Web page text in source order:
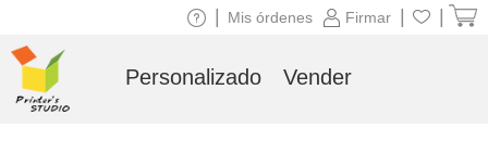
Firmar
Mis órdenes
Personalizado Vender